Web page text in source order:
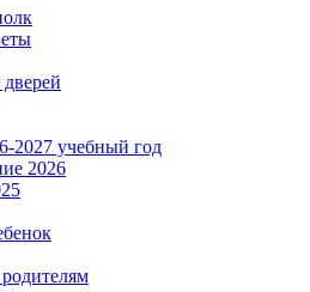
2027 учебный год
2026